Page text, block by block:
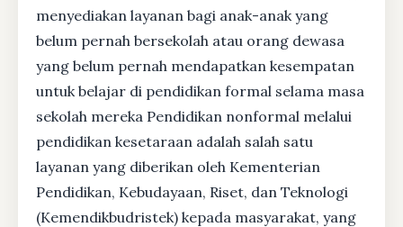
menyediakan layanan bagi anak-anak yang
belum pernah bersekolah atau orang dewasa
yang belum pernah mendapatkan kesempatan
untuk belajar di pendidikan formal selama masa
sekolah mereka Pendidikan nonformal melalui
pendidikan kesetaraan adalah salah satu
layanan yang diberikan oleh Kementerian
Pendidikan, Kebudayaan, Riset, dan Teknologi
(Kemendikbudristek) kepada masyarakat, yang